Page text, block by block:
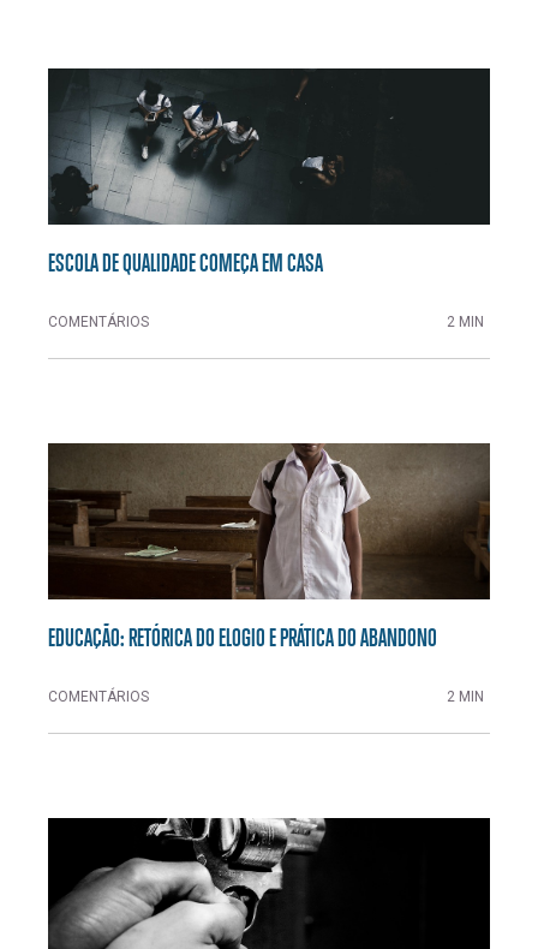
ESCOLA DE QUALIDADE COMEÇA EM CASA
COMENTÁRIOS 2 MIN
EDUCAÇÃO: RETÓRICA DO ELOGIO E PRÁTICA DO ABANDONO
COMENTÁRIOS 2 MIN